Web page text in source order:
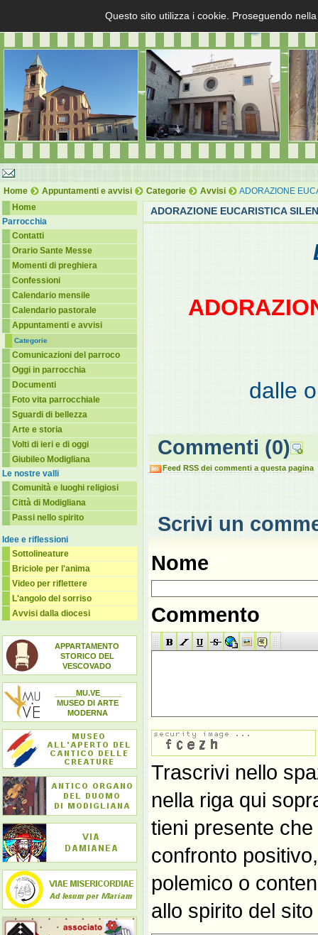
Home Appuntamenti e avvisi Categorie Avvisi
ADORAZIONE
Home
Parrocchia
Contatti
Orario Sante Messe
Momenti di preghiera
Confessioni
Calendario mensile
Calendario pastorale
Appuntamenti e avvisi
Categorie
Comunicazioni del parroco
Oggi in parrocchia
Documenti
Foto vita parrocchiale
Sguardi di bellezza
Arte e storia
Volti di ieri e di oggi
Giubileo Modigliana
Le nostre valli
Comunità e luoghi religiosi
Città di Modigliana
Passi nello spirito
Idee e riflessioni
Sottolineature
Briciole per l'anima
Video per riflettere
L'angolo del sorriso
Avvisi dalla diocesi
APPARTAMENTO
STORICO DEL
VESCOVADO
_____MU.VE_____
MUSEO DI ARTE
MODERNA
ADORAZIONE EUCARISTICA
dalle
Commenti (0)
Feed RSS dei commenti a questa pagina
Scrivi un
Nome
Commento
Trascrivi nello
nella riga qui
tieni presente
confronto
polemico o
allo spirito del
Questo sito utilizza i cookie. Proseguendo